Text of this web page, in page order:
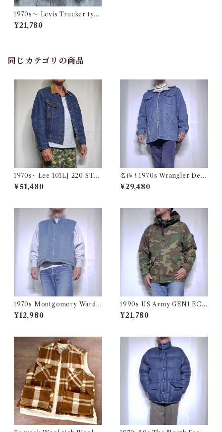
1970s〜 Levis Trucker type
Jacket / 70年代〜 リーバイス
トラッカー タイプ ジャケット
¥21,780
同じカテゴリの商品
1970s~ Lee 101LJ 220 STO
RM RIDER 44相当 / 濃い濃い
70年代 80年代 リー ストーム
¥51,480
名作！1970s Wrangler Deni
m Wrange Coat / ラングラー
デニム ボア ランチ コート 古
¥29,480
1970s Montgomery Ward
PUT TOGETHERS Nylon S
ki Vest / 70年代 モンゴメリー
¥12,980
1990s US Army GEN1 EC
WCS Gore-Tex Parka M-R
/ 米軍 ゴアテックス パーカー
¥21,780